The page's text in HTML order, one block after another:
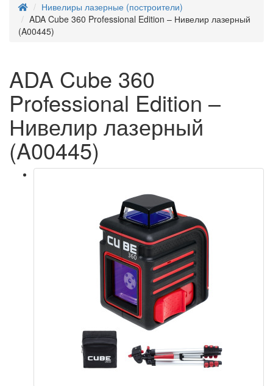
Нивелиры лазерные (построители)
ADA Cube 360 Professional Edition – Нивелир лазерный
(A00445)
ADA Cube 360
Professional Edition –
Нивелир лазерный
(A00445)